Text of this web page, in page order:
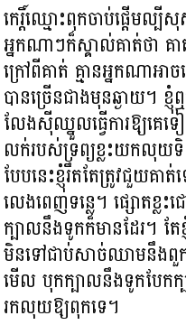
កេរ្តិ៍ឈ្មោះពុកចាប់ផ្តើមល្
អ្នកណាៗក៏ស្គាល់គាត់ថា គា
ក្រៅពីគាត់ គ្មានអ្នកណាអា
បានច្រើនជាងមុនឆ្ងាយ។ ខ្
លែងស៊ីឈ្នួលធ្វើការឱ្យគ
លក់របស់ទ្រព្យខ្លះយកលុយ
បែបនេះខ្ញុំរឹតតែត្រូវជួយគ
លេងពេញទន្លេ។ ផ្សោតខ្លះ
ក្បាលនឹងទូកក៏មានដែរ។ ត
មិនទៅជាប់សាច់ឈាមនឹងពួ
មើល បុកក្បាលនឹងទូកបែក
រកលុយឱ្យពុកទេ។